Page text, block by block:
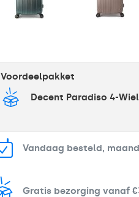
Voordeelpakket
Decent Paradiso 4-
Vandaag besteld,
Gratis bezorging vanaf